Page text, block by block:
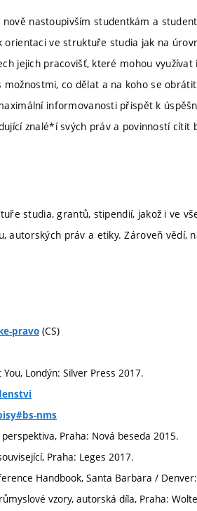
nastoupivším studentkám a
ve struktuře studia jak na
jejich pracovišť, které mohou
co dělat a na koho se
informovanosti přispět k
znalé*í svých práv a povinností cítit
studia, grantů, stipendií, jakož i ve
autorských práv a etiky. Zároveň vědí,
pravo (CS)
Londýn: Silver Press 2017.
nms
Praha: Nová beseda 2015.
Praha: Leges 2017.
Handbook, Santa Barbara /
vzory, autorská díla, Praha: